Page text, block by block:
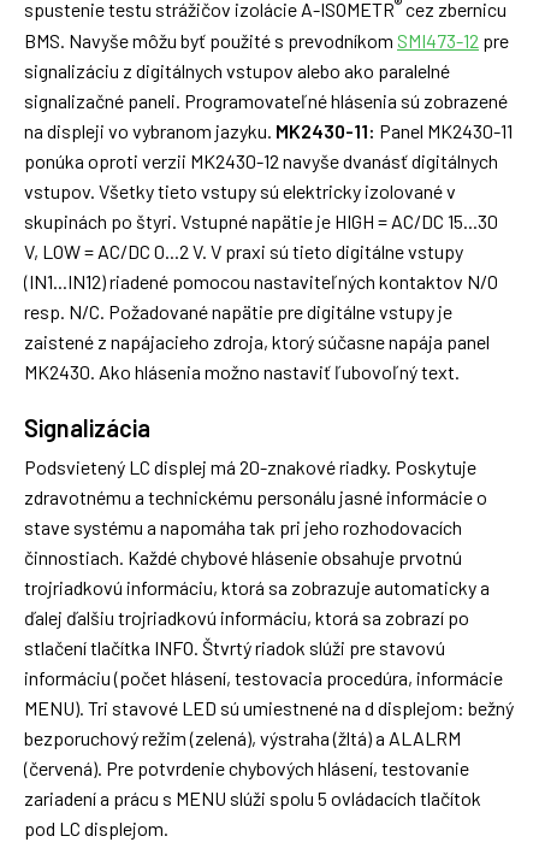
spustenie testu strážičov izolácie A-ISOMETR cez zbernicu
BMS. Navyše môžu byť použité s prevodníkom SMI473-12 pre
signalizáciu z digitálnych vstupov alebo ako paralelné
signalizačné paneli. Programovateľné hlásenia sú zobrazené
na displeji vo vybranom jazyku. MK2430-11: Panel MK2430-11
ponúka oproti verzii MK2430-12 navyše dvanásť digitálnych
vstupov. Všetky tieto vstupy sú elektricky izolované v
skupinách po štyri. Vstupné napätie je HIGH = AC/DC 15...30
V, LOW = AC/DC 0...2 V. V praxi sú tieto digitálne vstupy
(IN1...IN12) riadené pomocou nastaviteľných kontaktov N/O
resp. N/C. Požadované napätie pre digitálne vstupy je
zaistené z napájacieho zdroja, ktorý súčasne napája panel
MK2430. Ako hlásenia možno nastaviť ľubovoľný text.
Signalizácia
Podsvietený LC displej má 20-znakové riadky. Poskytuje
zdravotnému a technickému personálu jasné informácie o
stave systému a napomáha tak pri jeho rozhodovacích
činnostiach. Každé chybové hlásenie obsahuje prvotnú
trojriadkovú informáciu, ktorá sa zobrazuje automaticky a
ďalej ďalšiu trojriadkovú informáciu, ktorá sa zobrazí po
stlačení tlačítka INFO. Štvrtý riadok slúži pre stavovú
informáciu (počet hlásení, testovacia procedúra, informácie
MENU). Tri stavové LED sú umiestnené na d displejom: bežný
bezporuchový režim (zelená), výstraha (žltá) a ALALRM
(červená). Pre potvrdenie chybových hlásení, testovanie
zariadení a prácu s MENU slúži spolu 5 ovládacích tlačítok
pod LC displejom.